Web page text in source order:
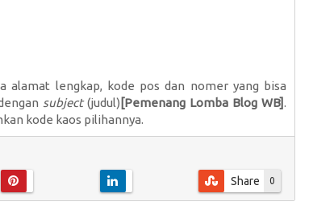
alamat lengkap, kode pos dan nomer yang bisa
subject(judul) [Pemenang Lomba Blog WB].
kode kaos pilihannya.
0
Share